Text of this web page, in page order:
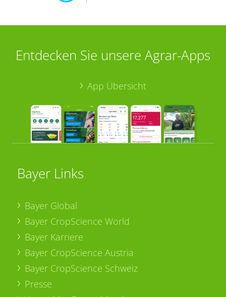
Entdecken Sie unsere Agrar-Apps
App Übersicht
Bayer Links
Bayer Global
Bayer CropScience World
Bayer Karriere
Bayer CropScience Austria
Bayer CropScience Schweiz
Presse